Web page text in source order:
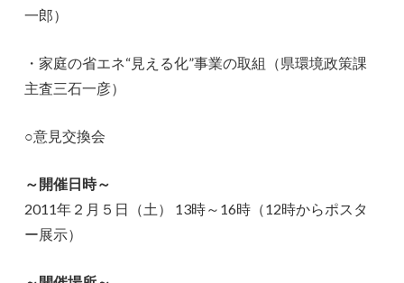
一郎）
・家庭の省エネ“見える化”事業の取組（県環境政策課
主査三石一彦）
○意見交換会
～開催日時～
2011年２月５日（土） 13時～16時（12時からポスタ
ー展示）